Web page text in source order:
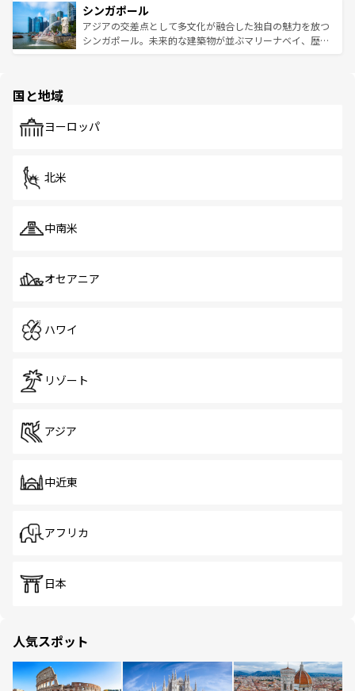
参照してほしい。
激する。気候は一年中温暖で、どの季節にも異なる楽しみ
が待っている。親しみやすいタイの人々、仏教を中心とし
た文化、そして多様な観光資源が、訪れる旅人を魅了し続
み、どこを訪れても感動するはず。観光スポットが密集し
ており、効率よく見どころを回れるのも魅力。息をのむよ
うな絶景から文化的な体験まで、香港を存分に楽しみ尽く
シンガポール
アジアの交差点として多文化が融合した独自の魅力を放つ
シンガポール。未来的な建築物が並ぶマリーナベイ、歴史
で、ホーカーズは地元の風情を楽しめる外せないスポット
国と地域
ヨーロッパ
北米
中南米
オセアニア
ハワイ
リゾート
アジア
中近東
アフリカ
日本
人気スポット